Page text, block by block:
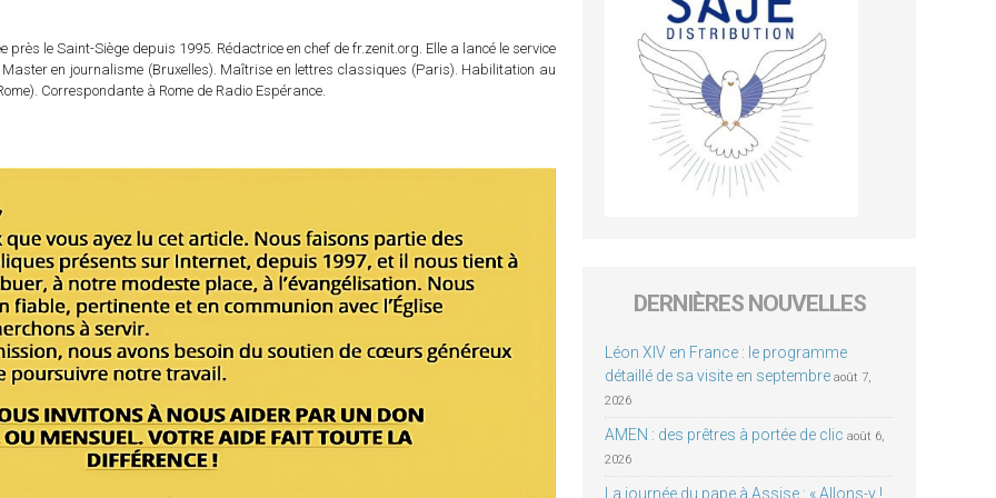
le Saint-Siège depuis 1995. Rédactrice en chef de fr.zenit.org. Elle a lancé le service
en journalisme (Bruxelles). Maîtrise en lettres classiques (Paris). Habilitation au
Correspondante à Rome de Radio Espérance.
DERNIÈRES NOUVELLES
Léon XIV en France : le programme
détaillé de sa visite en septembre août 7,
2026
AMEN : des prêtres à portée de clic août 6,
2026
La journée du pape à Assise : « Allons-y !